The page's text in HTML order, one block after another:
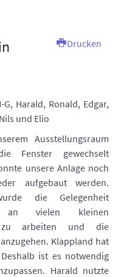
Drucken
Harald, Ronald, Edgar,
und Elio
Ausstellungsraum
Fenster gewechselt
unsere Anlage noch
aufgebaut werden.
die Gelegenheit
an vielen kleinen
zu arbeiten und die
Klappland hat
ist es notwendig
Harald nutzte